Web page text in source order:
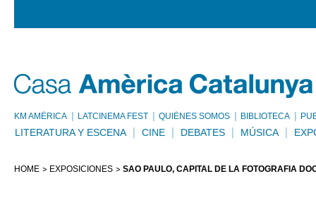
KM AMÈRICA LATCINEMA FEST QUIÉNES SOMOS BIBLIOTECA
LITERATURA Y ESCENA CINE DEBATES MÚSICA
HOME EXPOSICIONES SÃO PAULO, CAPITAL DE LA FOTOGRAFÍA